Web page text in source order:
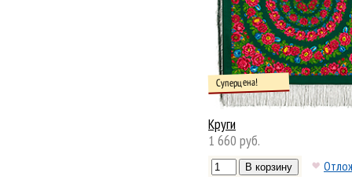
Круги
Суперцена!
1 660 руб.